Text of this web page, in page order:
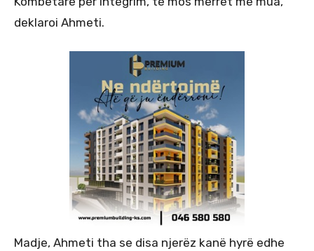
deklaroi Ahmeti.
Madje, Ahmeti tha se disa njerëz kanë hyrë edhe